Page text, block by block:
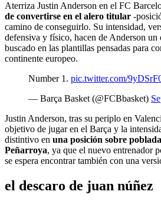
Aterriza Justin Anderson en el FC
de convertirse en el alero titular -
camino de conseguirlo. Su intensidad,
defensiva y físico, hacen de Anderson un
buscado en las plantillas pensadas para
continente europeo.
Number 1. pic.twitter.com/
— Barça Basket (@FCBbasket)
Justin Anderson, tras su periplo en
objetivo de jugar en el Barça y la
distintivo en una posición sobre
Peñarroya, ya que el nuevo entrenador
se espera encontrar también con una
el descaro de juan núñez